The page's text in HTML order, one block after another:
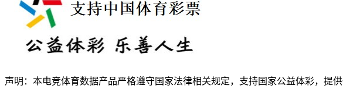
声明：本电竞体育数据产品严格遵守国家法律相关规定，支持国家公益体彩，提